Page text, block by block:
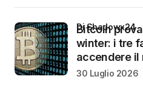
Bitcoin
winter: i tre
accendere il
di Shadowx24
30 Luglio 2026